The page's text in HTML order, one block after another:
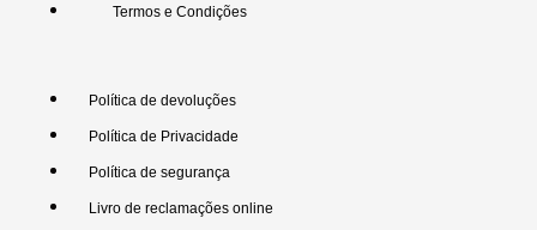
Termos e Condições
Política de devoluções
Política de Privacidade
Política de segurança
Livro de reclamações online